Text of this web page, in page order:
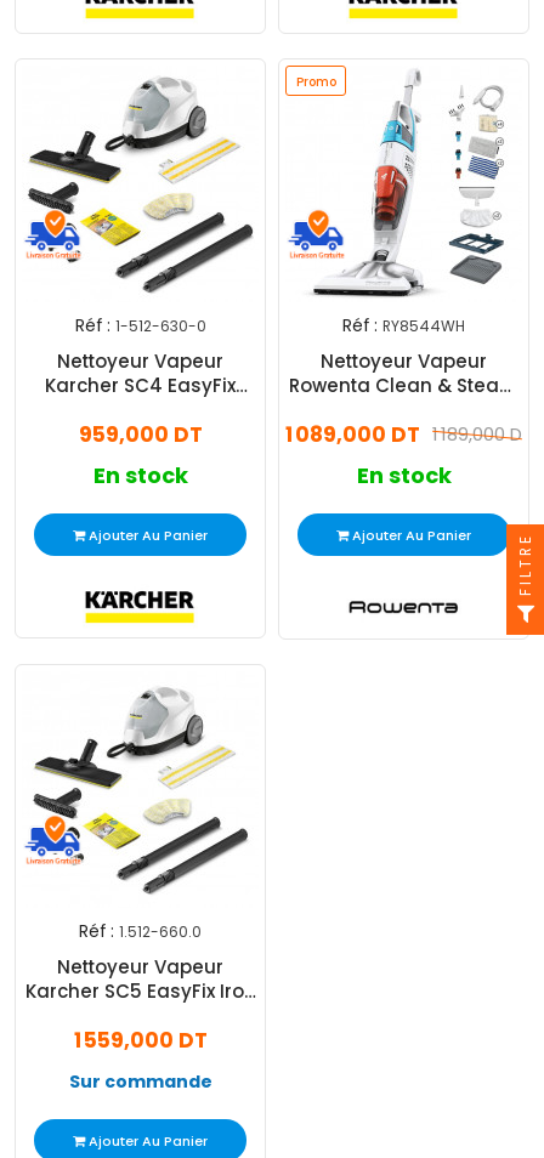
Réf : 1-512-630-0
Nettoyeur Vapeur
Karcher SC4 EasyFix
959,000 DT
En stock
Ajouter Au Panier
Promo
Réf : RY8544WH
Nettoyeur Vapeur
Rowenta Clean & Steam
1 189,000 DT
1 089,000 DT
En stock
Ajouter Au Panier
Réf : 1.512-660.0
Nettoyeur Vapeur
Karcher SC5 EasyFix Iron
1 559,000 DT
Sur commande
Ajouter Au Panier
FILTRE